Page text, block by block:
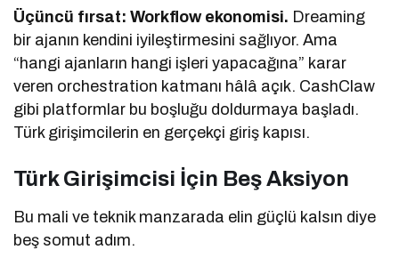
Üçüncü fırsat: Workflow ekonomisi. Dreaming
bir ajanın kendini iyileştirmesini sağlıyor. Ama
“hangi ajanların hangi işleri yapacağına” karar
veren orchestration katmanı hâlâ açık. CashClaw
gibi platformlar bu boşluğu doldurmaya başladı.
Türk girişimcilerin en gerçekçi giriş kapısı.
Türk Girişimcisi İçin Beş Aksiyon
Bu mali ve teknik manzarada elin güçlü kalsın diye
beş somut adım.